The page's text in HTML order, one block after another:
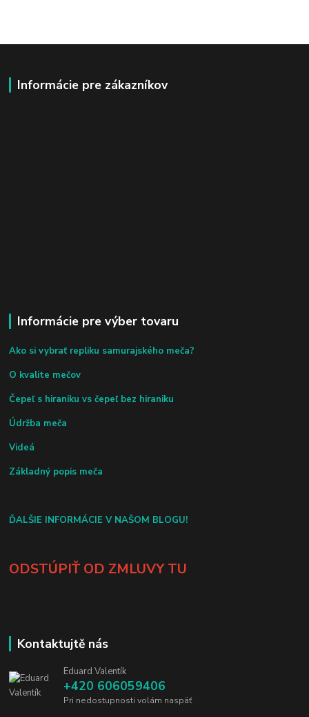
Informácie pre zákazníkov
Informácie pre výber tovaru
Ako si vybrať repliku samurajského meča?
O kvalite mečov
Čepeľ s hiraniku vs čepeľ bez hiraniku
Údržba meča
Videá
Základný popis meča
ĎALŠIE INFORMÁCIE V NAŠOM BLOGU!
ODSTÚPIŤ OD ZMLUVY TU
Kontaktujtě nás
Eduard Valentík
+420 606059406
Pri nedostupnosti volám naspäť